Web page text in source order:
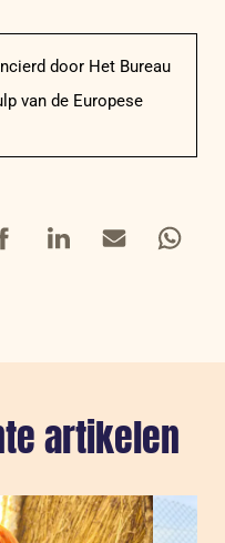
door Het Bureau
van de Europese
LinkedInMail
artikelen